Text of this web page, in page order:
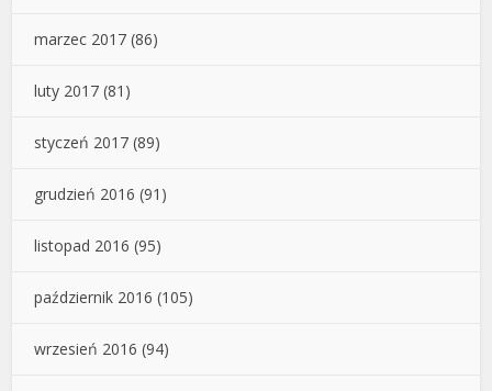
marzec 2017 (86)
luty 2017 (81)
styczeń 2017 (89)
grudzień 2016 (91)
listopad 2016 (95)
październik 2016 (105)
wrzesień 2016 (94)